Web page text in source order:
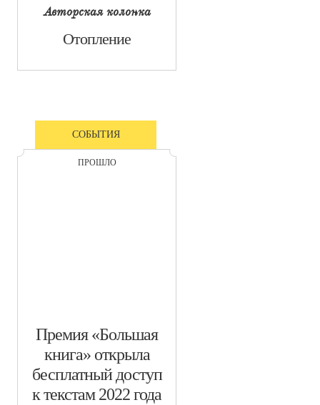
Авторская колонка
​Отопление
СОБЫТИЯ
ПРОШЛО
​Премия «Большая
книга» открыла
бесплатный доступ
к текстам 2022 года